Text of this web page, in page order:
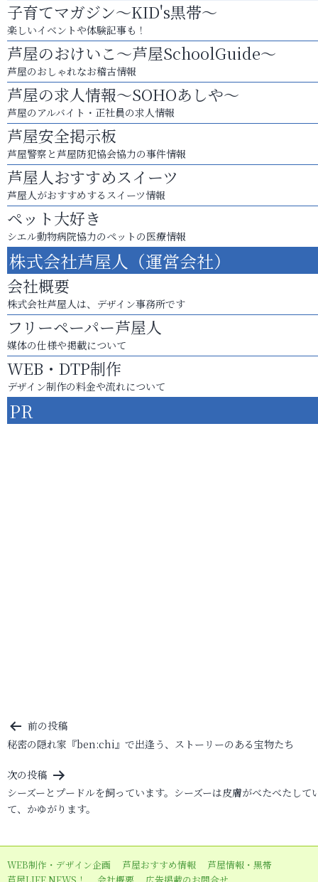
子育てマガジン～KID's黒帯～
楽しいイベントや体験記事も！
芦屋のおけいこ～芦屋SchoolGuide～
芦屋のおしゃれなお稽古情報
芦屋の求人情報～SOHOあしや～
芦屋のアルバイト・正社員の求人情報
芦屋安全掲示板
芦屋警察と芦屋防犯協会協力の事件情報
芦屋人おすすめスイーツ
芦屋人がおすすめするスイーツ情報
ペット大好き
シエル動物病院協力のペットの医療情報
株式会社芦屋人（運営会社）
会社概要
株式会社芦屋人は、デザイン事務所です
フリーペーパー芦屋人
媒体の仕様や掲載について
WEB・DTP制作
デザイン制作の料金や流れについて
PR
投
稿
ナ
ビ
ゲ
シ
前の投稿
秘密の隠れ家『ben:chi』で出逢う、ストーリーのある宝物たち
次の投稿
シーズーとプードルを飼っています。シーズーは皮膚がべたべたして
て、かゆがります。
WEB制作・デザイン企画 芦屋おすすめ情報
芦屋情報・黒帯